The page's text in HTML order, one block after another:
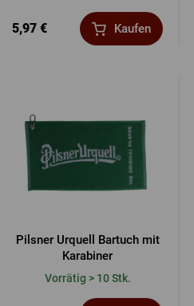
5,97 € Kaufen
Pilsner Urquell Bartuch mit
Karabiner
Vorrätig > 10 Stk.